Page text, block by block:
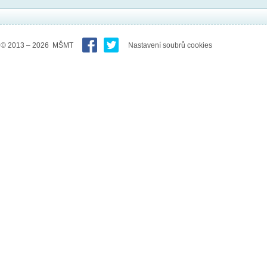
© 2013 – 2026 MŠMT Nastavení soubrů cookies